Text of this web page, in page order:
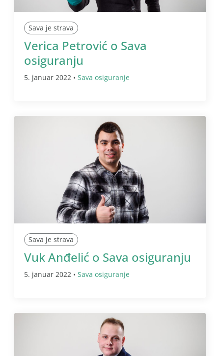
Sava je strava
Verica Petrović o Sava
osiguranju
5. januar 2022 • Sava osiguranje
Sava je strava
Vuk Anđelić o Sava osiguranju
5. januar 2022 • Sava osiguranje